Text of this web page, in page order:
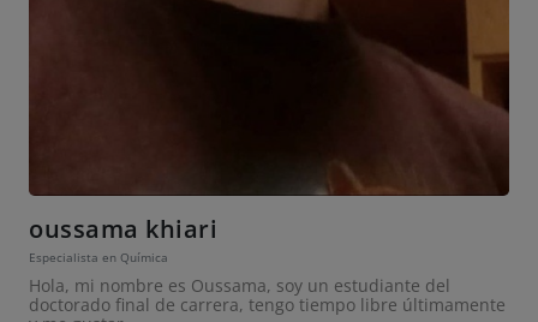
oussama khiari
Especialista en Química
Hola, mi nombre es Oussama, soy un estudiante del
doctorado final de carrera, tengo tiempo libre últimamente